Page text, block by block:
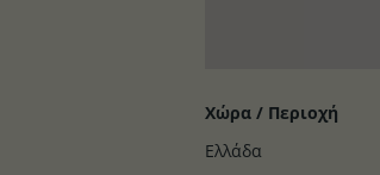
Χώρα / Περιοχή
Ελλάδα